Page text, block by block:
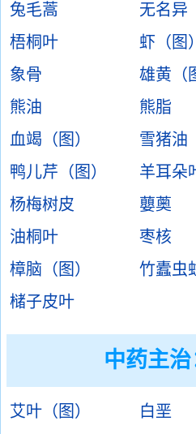
兔毛蒿
无名异
梧桐叶
虾（图）
象骨
雄黄（
熊油
熊脂
血竭（图）
雪猪油
鸭儿芹（图）
羊耳朵
杨梅树皮
蘡薁
油桐叶
枣核
樟脑（图）
竹蠹虫
槠子皮叶
中药主治
艾叶（图）
白垩